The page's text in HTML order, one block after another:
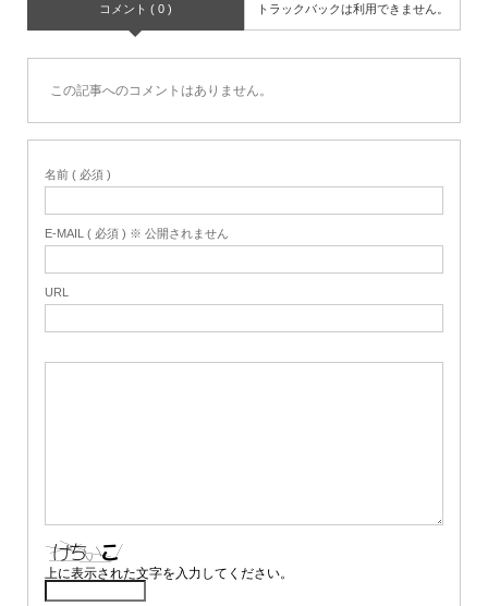
コメント ( 0 ) トラックバックは利用できません。
この記事へのコメントはありません。
名前 ( 必須 )
E-MAIL ( 必須 ) ※ 公開されません
URL
上に表示された文字を入力してください。